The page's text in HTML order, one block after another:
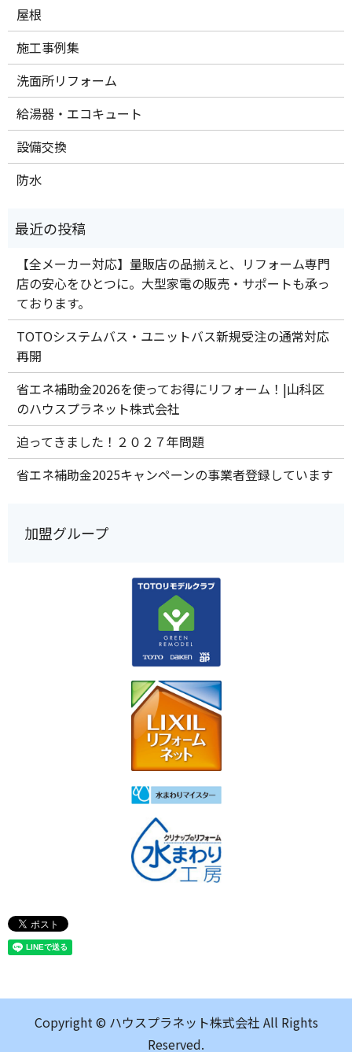
屋根
施工事例集
洗面所リフォーム
給湯器・エコキュート
設備交換
防水
【全メーカー対応】量販店の品揃えと、リフォーム専門
店の安心をひとつに。大型家電の販売・サポートも承っ
ております。
TOTOシステムバス・ユニットバス新規受注の通常対応
再開
省エネ補助金2026を使ってお得にリフォーム！|山科区
のハウスプラネット株式会社
迫ってきました！２０２７年問題
省エネ補助金2025キャンペーンの事業者登録しています
加盟グループ
Copyright © ハウスプラネット株式会社 All Rights
Reserved.